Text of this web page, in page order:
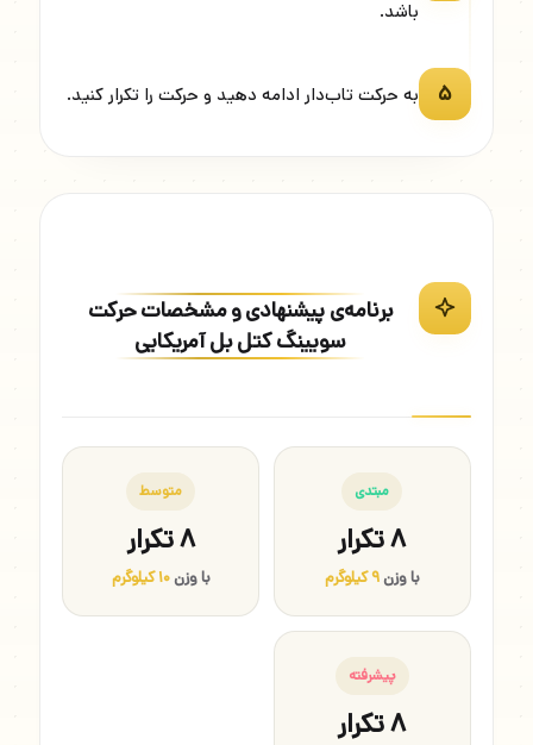
باشد.
۵ به حرکت تاب‌دار ادامه دهید و حرکت را تکرار کنید.
برنامه‌ی پیشنهادی و مشخصات حرکت
سویینگ کتل بل آمریکایی
مبتدی
۸ تکرار
با وزن۹ کیلوگرم
متوسط
۸ تکرار
با وزن۱۰ کیلوگرم
پیشرفته
۸ تکرار